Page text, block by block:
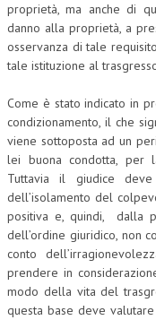
MATERIALE DIDATTICO
INVITI E PROMOZIONI
proprietà, ma anche di
danno alla proprietà, a
osservanza di tale
tale istituzione al
Come è stato indicato in
condizionamento, il che
viene sottoposta ad un
lei buona condotta, per
Tuttavia il giudice
dell’isolamento del
positiva e, quindi, dalla
dell’ordine giuridico, non
conto
prendere in
modo della vita del
questa base deve